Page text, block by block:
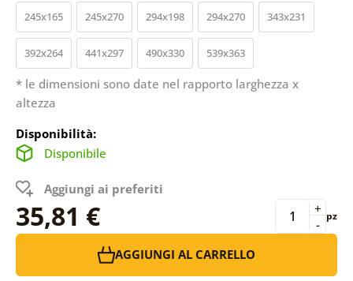
245x165 245x270 294x198 294x270 343x231
392x264 441x297 490x330 539x363
* le dimensioni sono date nel rapporto larghezza x
altezza
Disponibilità:
Disponibile
Aggiungi ai preferiti
35,81 € -
+ pz
AGGIUNGI AL CARRELLO